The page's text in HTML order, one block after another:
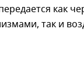
как
так и